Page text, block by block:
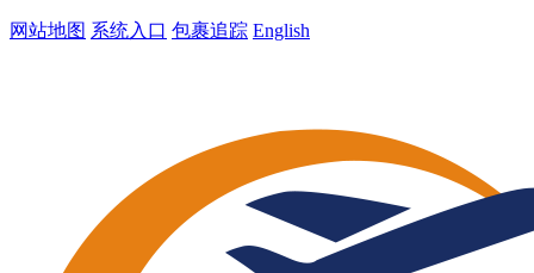
网站地图 系统入口 包裹追踪 English